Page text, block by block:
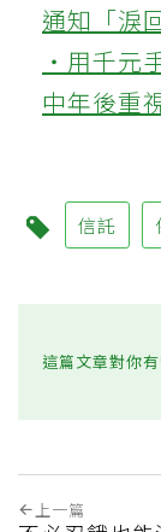
通知「淚
‧用千元
中年後重
信託
這篇文章對你
上一篇